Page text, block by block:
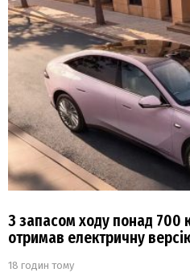
З запасом ходу понад 700
отримав електричну
18 годин тому